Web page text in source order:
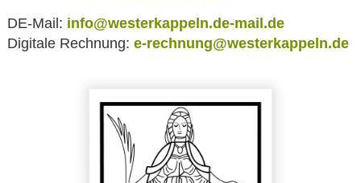
DE-Mail: info@westerkappeln.de-mail.de
Digitale Rechnung: e-rechnung@westerkappeln.de